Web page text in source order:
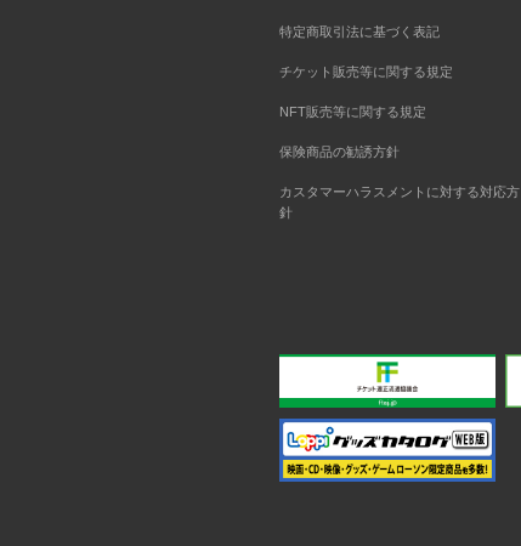
特定商取引法に基づく表記
チケット販売等に関する規定
NFT販売等に関する規定
保険商品の勧誘方針
カスタマーハラスメントに対する対応方
針